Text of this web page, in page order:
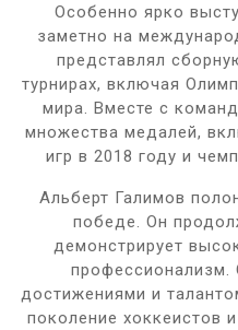
Особенно ярко
заметно на
представлял
турнирах, включая
мира. Вместе с
множества медалей,
игр в 2018 году и
Альберт Галимов
победе. Он
демонстрирует
профессионализм.
достижениями и
поколение хоккеистов